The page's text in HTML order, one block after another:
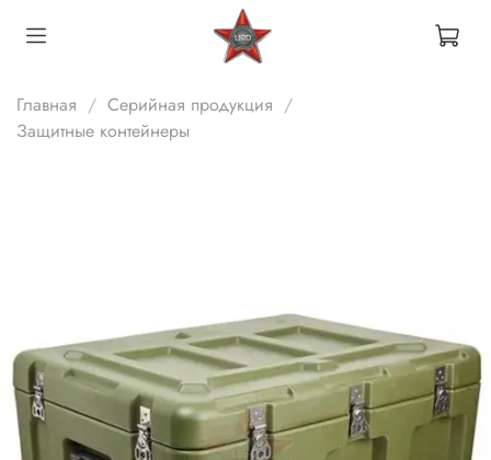
Главная
Серийная продукция
Защитные контейнеры